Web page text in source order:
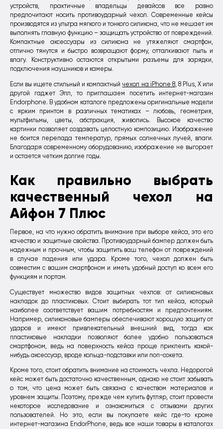
устройств, практичные владельцы девайсов все равно
предпочитают носить противоударный чехол. Современные кейсы
производятся из ультра мягкого и тонкого силикона, что не мешает им
выполнять главную функцию – защищать устройство от повреждений.
Компактные аксессуары из силикона не утяжеляют смартфон,
отлично тянутся и быстро возвращают форму, отталкивают пыль и
влагу. Конструктивно остаются открытыми разъемы для зарядки,
подключения наушников и камеры.
Если вы ищете стильный и компактный чехол на iPhone 8, 8 Plus, X или
другой гаджет Эпл, то приглашаем посетить интернет-магазин
Endorphone. В удобном каталоге предложены оригинальные модели
с ярким принтом в различных тематиках – любовь, геометрия,
мультфильмы, цветы, абстракция, живопись. Высокое качество
картинки позволяет создавать целостную композицию. Изображение
не боится перепада температур, прямых солнечных лучей, влаги.
Благодаря современному оборудованию, изображение не выгорает
и остается четким долгие годы.
Как правильно выбрать
качественный чехол на
Айфон 7 Плюс
Первое, на что нужно обратить внимание при выборе кейса, это его
качество и защитные свойства. Противоударный бампер должен быть
надежным и прочным, чтобы защитить ваш телефон от повреждений
в случае падения или удара. Кроме того, чехол должен быть
совместим с вашим смартфоном и иметь удобный доступ ко всем его
функциям и портам.
Существует множество видов защитных чехлов: от силиконовых
накладок до пластиковых. Стоит выбирать тот тип кейса, который
наиболее соответствует вашим потребностям и предпочтениям.
Например, силиконовые бамперы обеспечивают хорошую защиту от
ударов и имеют привлекательный внешний вид, тогда как
пластиковые накладки позволяют более удобно пользоваться
смартфоном, ведь на поверхность кейса проще приклеить какой-
нибудь аксессуар, вроде кольца-подставки или поп-сокета.
Кроме того, стоит обратить внимание на стоимость чехла. Недорогой
кейс может быть достаточно качественным, однако не стоит забывать
о том, что цена может быть связана с качеством материалов и
уровнем защиты. Поэтому, прежде чем купить футляр, стоит провести
некоторое исследование и ознакомиться с отзывами других
пользователей. Но это, если вы покупаете кейс где-то кроме
интернет-магазина EndorPhone, ведь все наши товары в каталогах